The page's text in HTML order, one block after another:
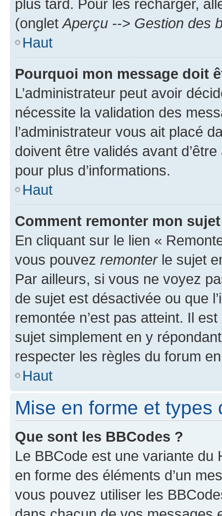
plus tard. Pour les recharger,
(onglet Aperçu --> Gestion des
Haut
Pourquoi mon message doit
L’administrateur peut avoir
nécessite la validation des
l’administrateur vous ait placé
doivent être validés avant
pour plus d’informations.
Haut
Comment remonter mon
En cliquant sur le lien «
vous pouvez remonterle sujet
Par ailleurs, si vous ne voyez
de sujet est désactivée ou que
remontée n’est pas atteint. Il
sujet simplement en y
respecter les règles du forum
Haut
Mise en forme et types
Que sont les BBCodes ?
Le BBCode est une variante du
en forme des éléments d’un
vous pouvez utiliser les